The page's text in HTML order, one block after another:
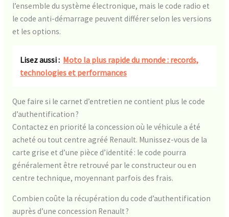
l’ensemble du système électronique, mais le code radio et
le code anti-démarrage peuvent différer selon les versions
et les options.
Lisez aussi : Moto la plus rapide du monde : records,
technologies et performances
Que faire si le carnet d’entretien ne contient plus le code
d’authentification ?
Contactez en priorité la concession où le véhicule a été
acheté ou tout centre agréé Renault. Munissez-vous de la
carte grise et d’une pièce d’identité : le code pourra
généralement être retrouvé par le constructeur ou en
centre technique, moyennant parfois des frais.
Combien coûte la récupération du code d’authentification
auprès d’une concession Renault ?